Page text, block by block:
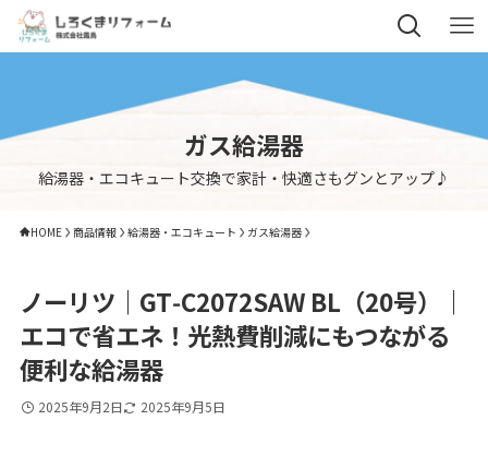
ガス給湯器
給湯器・エコキュート交換で家計・快適さもグンとアップ♪
HOME 商品情報 給湯器・エコキュート ガス給湯器
ノーリツ｜GT‑C2072SAW BL（20号）｜
エコで省エネ！光熱費削減にもつながる
便利な給湯器
2025年9月2日 2025年9月5日